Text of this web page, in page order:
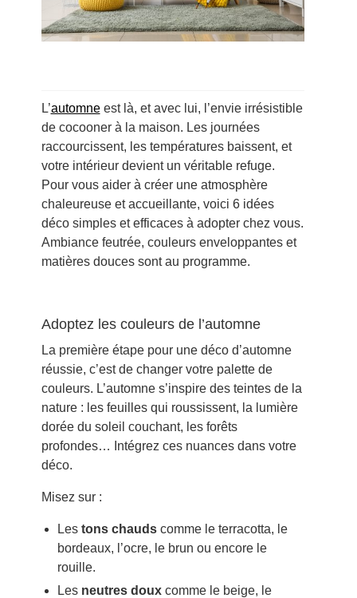
L’automneest là, et avec lui, l’envie irrésistible
de cocooner à la maison. Les journées
raccourcissent, les températures baissent, et
votre intérieur devient un véritable refuge.
Pour vous aider à créer une atmosphère
chaleureuse et accueillante, voici 6 idées
déco simples et efficaces à adopter chez vous.
Ambiance feutrée, couleurs enveloppantes et
matières douces sont au programme.
Adoptez les couleurs de l’automne
La première étape pour une déco d’automne
réussie, c’est de changer votre palette de
couleurs. L’automne s’inspire des teintes de la
nature : les feuilles qui roussissent, la lumière
dorée du soleil couchant, les forêts
profondes… Intégrez ces nuances dans votre
déco.
Misez sur :
Les tons chaudscomme le terracotta, le
bordeaux, l’ocre, le brun ou encore le
rouille.
Les neutres douxcomme le beige, le